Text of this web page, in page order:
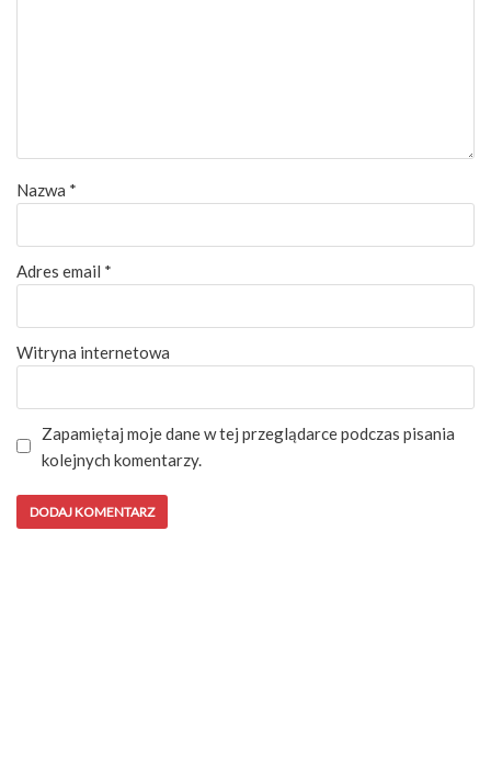
Nazwa *
Adres email *
Witryna internetowa
Zapamiętaj moje dane w tej przeglądarce podczas pisania
kolejnych komentarzy.